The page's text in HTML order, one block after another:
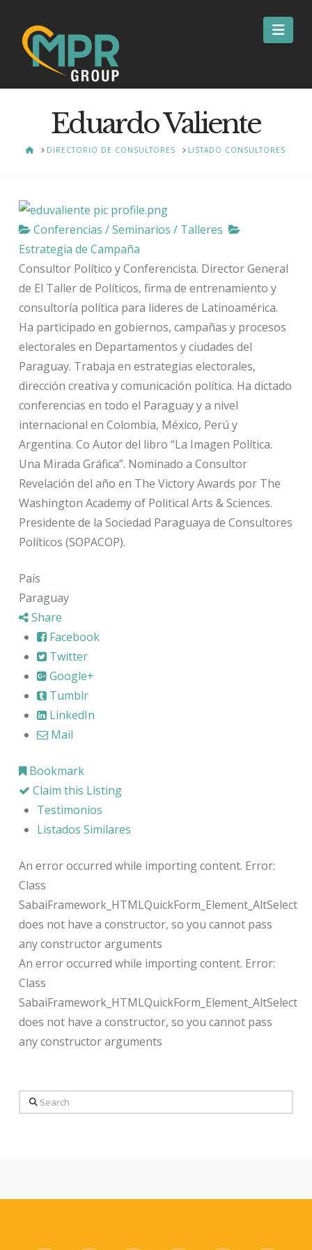
Eduardo Valiente
HOMEDIRECTORIO DE CONSULTORES LISTADO CONSULTORES
Conferencias / Seminarios / Talleres
Estrategia de Campaña
Consultor Político y Conferencista. Director General
de El Taller de Políticos, firma de entrenamiento y
consultoría política para líderes de Latinoamérica.
Ha participado en gobiernos, campañas y procesos
electorales en Departamentos y ciudades del
Paraguay. Trabaja en estrategias electorales,
dirección creativa y comunicación política. Ha dictado
conferencias en todo el Paraguay y a nivel
internacional en Colombia, México, Perú y
Argentina. Co Autor del libro “La Imagen Política.
Una Mirada Gráfica”. Nominado a Consultor
Revelación del año en The Victory Awards por The
Washington Academy of Political Arts & Sciences.
Presidente de la Sociedad Paraguaya de Consultores
Políticos (SOPACOP).
País
Paraguay
Share
Facebook
Twitter
Google+
Tumblr
LinkedIn
Mail
Bookmark
Claim this Listing
Testimonios
Listados Similares
An error occurred while importing content. Error:
Class
SabaiFramework_HTMLQuickForm_Element_AltSelect
does not have a constructor, so you cannot pass
any constructor arguments
An error occurred while importing content. Error:
Class
SabaiFramework_HTMLQuickForm_Element_AltSelect
does not have a constructor, so you cannot pass
any constructor arguments
Search